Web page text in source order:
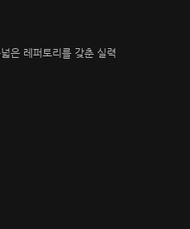
은 레퍼토리를 갖춘 실력